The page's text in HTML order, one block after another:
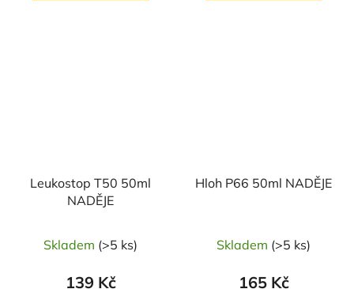
Leukostop T50 50ml
NADĚJE
Skladem (>5 ks)
139 Kč
Hloh P66 50ml NADĚJE
Skladem (>5 ks)
165 Kč